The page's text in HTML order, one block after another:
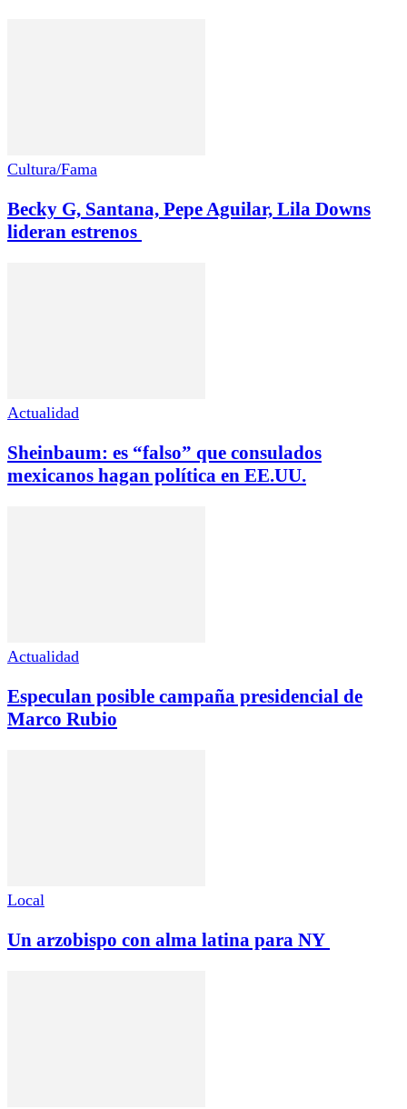
Cultura/Fama
Becky G, Santana, Pepe Aguilar, Lila Downs
lideran estrenos
Actualidad
Sheinbaum: es “falso” que consulados
mexicanos hagan política en EE.UU.
Actualidad
Especulan posible campaña presidencial de
Marco Rubio
Local
Un arzobispo con alma latina para NY